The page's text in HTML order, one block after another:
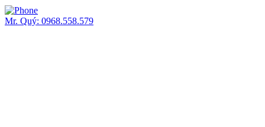
Mr. Quý: 0968.558.579